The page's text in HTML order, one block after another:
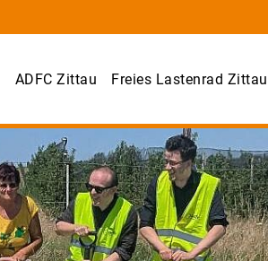
ADFC Zittau Freies Lastenrad Zittau